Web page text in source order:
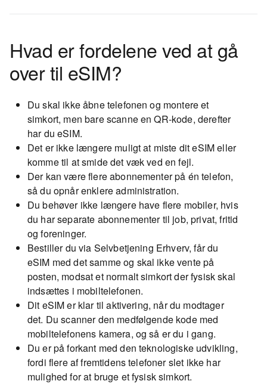
Hvad er fordelene ved at gå
over til eSIM?
Du skal ikke åbne telefonen og montere et
simkort, men bare scanne en QR-kode, derefter
har du eSIM.
Det er ikke længere muligt at miste dit eSIM eller
komme til at smide det væk ved en fejl.
Der kan være flere abonnementer på én telefon,
så du opnår enklere administration.
Du behøver ikke længere have flere mobiler, hvis
du har separate abonnementer til job, privat, fritid
og foreninger.
Bestiller du via Selvbetjening Erhverv, får du
eSIM med det samme og skal ikke vente på
posten, modsat et normalt simkort der fysisk skal
indsættes i mobiltelefonen.
Dit eSIM er klar til aktivering, når du modtager
det. Du scanner den medfølgende kode med
mobiltelefonens kamera, og så er du i gang.
Du er på forkant med den teknologiske udvikling,
fordi flere af fremtidens telefoner slet ikke har
mulighed for at bruge et fysisk simkort.